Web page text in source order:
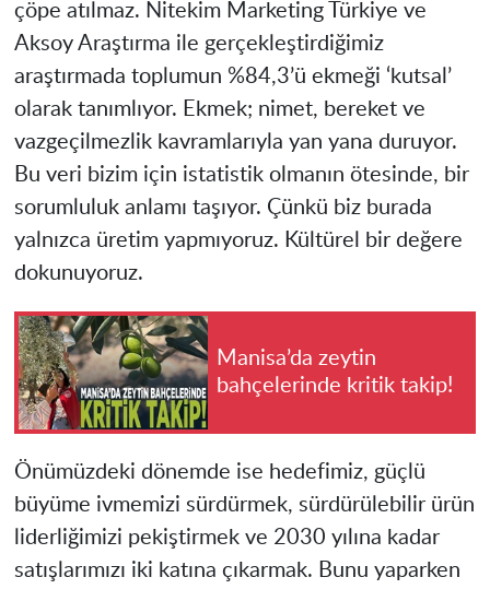
çöpe atılmaz. Nitekim Marketing Türkiye ve
Aksoy Araştırma ile gerçekleştirdiğimiz
araştırmada toplumun %84,3’ü ekmeği ‘kutsal’
olarak tanımlıyor. Ekmek; nimet, bereket ve
vazgeçilmezlik kavramlarıyla yan yana duruyor.
Bu veri bizim için istatistik olmanın ötesinde, bir
sorumluluk anlamı taşıyor. Çünkü biz burada
yalnızca üretim yapmıyoruz. Kültürel bir değere
dokunuyoruz.
Manisa’da zeytin
bahçelerinde kritik takip!
Önümüzdeki dönemde ise hedefimiz, güçlü
büyüme ivmemizi sürdürmek, sürdürülebilir ürün
liderliğimizi pekiştirmek ve 2030 yılına kadar
satışlarımızı iki katına çıkarmak. Bunu yaparken